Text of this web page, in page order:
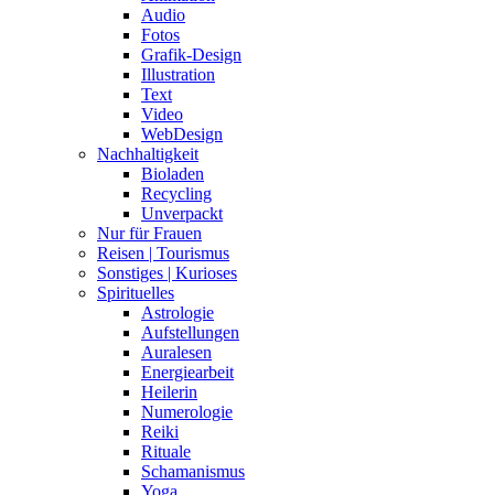
Audio
Fotos
Grafik-Design
Illustration
Text
Video
WebDesign
Nachhaltigkeit
Bioladen
Recycling
Unverpackt
Nur für Frauen
Reisen | Tourismus
Sonstiges | Kurioses
Spirituelles
Astrologie
Aufstellungen
Auralesen
Energiearbeit
Heilerin
Numerologie
Reiki
Rituale
Schamanismus
Yoga